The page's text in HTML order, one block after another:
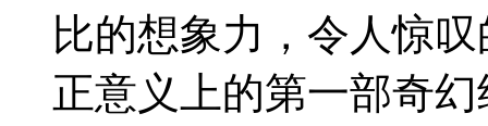
比的想象力，令人惊
正意义上的第一部奇